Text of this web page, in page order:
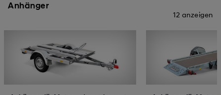
Anhänger
12 anzeigen